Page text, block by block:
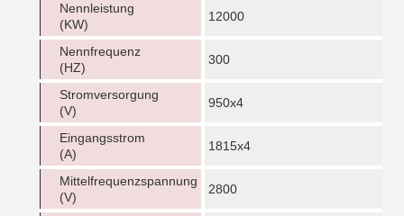
Nennleistung
(KW)
12000
Nennfrequenz
(HZ)
300
Stromversorgung
(V)
950x4
Eingangsstrom
(A)
1815x4
Mittelfrequenzspannung
(V)
2800